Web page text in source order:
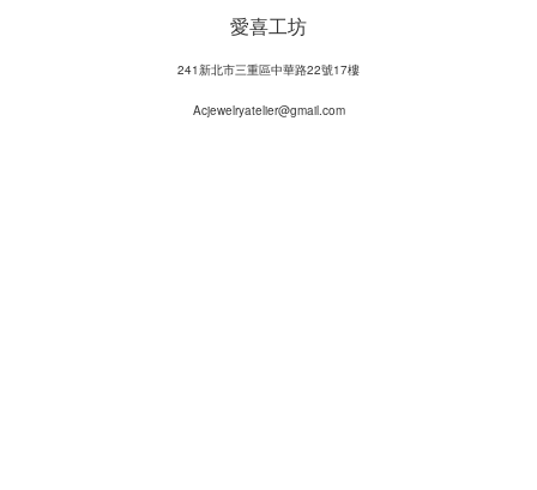
愛喜工坊
241新北市三重區中華路22號17樓
Acjewelryatelier@gmail.com